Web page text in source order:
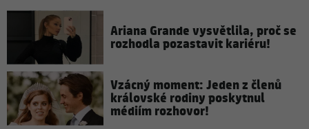
Ariana Grande vysvětlila, proč se
rozhodla pozastavit kariéru!
Vzácný moment: Jeden z členů
královské rodiny poskytnul
médiím rozhovor!